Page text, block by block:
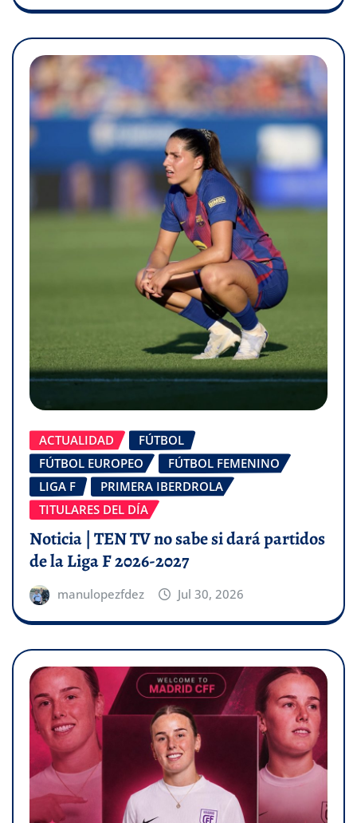
ACTUALIDAD
FÚTBOL
FÚTBOL EUROPEO
FÚTBOL FEMENINO
LIGA F
PRIMERA IBERDROLA
TITULARES DEL DÍA
Noticia | TEN TV no sabe si dará partidos
de la Liga F 2026-2027
manulopezfdez Jul 30, 2026